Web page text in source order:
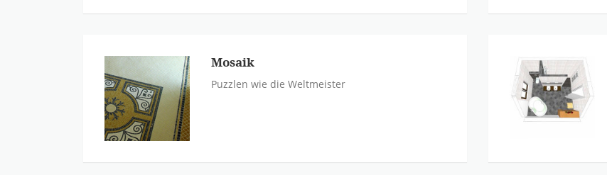
Mosaik
Puzzlen wie die Weltmeister